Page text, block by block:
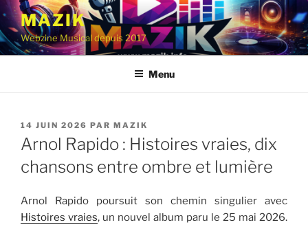
Aller
contenu
principal
MAZIK
Webzine Musical depuis 2017
Menu
PUBLIÉ
LE
14 JUIN 2026 PAR MAZIK
Arnol Rapido : Histoires vraies, dix
chansons entre ombre et lumière
Arnol Rapido poursuit son chemin singulier avec
Histoires vraies, un nouvel album paru le 25 mai 2026.